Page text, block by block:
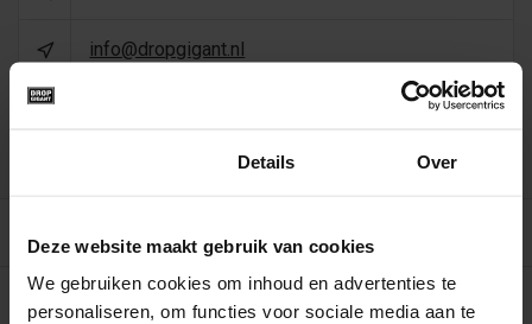
Details Over
Deze website maakt gebruik van cookies
We gebruiken cookies om inhoud en advertenties te
personaliseren, om functies voor sociale media aan te
info@dropgigant.nl